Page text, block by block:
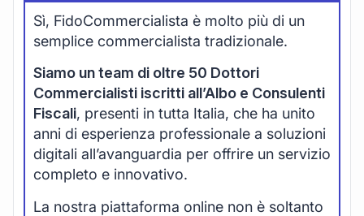
Sì, FidoCommercialista è molto più di un
semplice commercialista tradizionale.
Siamo un team di oltre 50 Dottori
Commercialisti iscritti all’Albo e Consulenti
Fiscali, presenti in tutta Italia, che ha unito
anni di esperienza professionale a soluzioni
digitali all’avanguardia per offrire un servizio
completo e innovativo.
La nostra piattaforma online non è soltanto